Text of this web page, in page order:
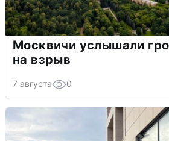
Москвичи услышали
на взрыв
7 августа 0